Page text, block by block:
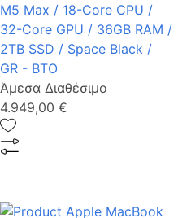
M5 Max / 18-Core CPU /
32-Core GPU / 36GB RAM /
2TB SSD / Space Black /
GR - BTO
Άμεσα Διαθέσιμο
4.949,00 €